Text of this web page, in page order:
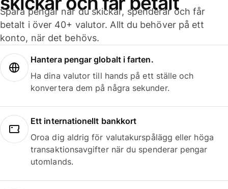
Spara pengar när du skickar, spenderar och får
betalt i över 40+ valutor. Allt du behöver på ett
konto, när det behövs.
Hantera pengar globalt i farten.
Ha dina valutor till hands på ett ställe och
konvertera dem på några sekunder.
Ett internationellt bankkort
Oroa dig aldrig för valutakurspålägg eller höga
transaktionsavgifter när du spenderar pengar
utomlands.